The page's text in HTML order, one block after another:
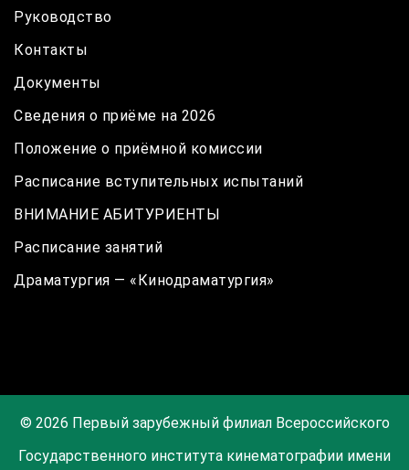
Руководство
Контакты
Документы
Сведения о приёме на 2026
Положение о приёмной комиссии
Расписание вступительных испытаний
ВНИМАНИЕ АБИТУРИЕНТЫ
Расписание занятий
Драматургия — «Кинодраматургия»
© 2026 Первый зарубежный филиал Всероссийского
Государственного института кинематографии имени